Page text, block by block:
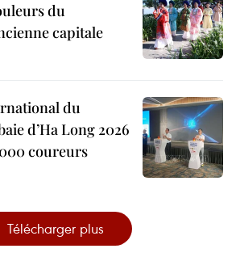
du
capitale
du
d’Ha Long 2026
coureurs
Télécharger plus